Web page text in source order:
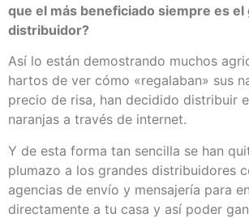
que el más beneficiado siempre es el
distribuidor?
Así lo están demostrando muchos
hartos de ver cómo «regalaban» sus
precio de risa, han decidido distribuir
naranjas a través de internet.
Y de esta forma tan sencilla se han
plumazo a los grandes distribuidores
agencias de envío y mensajería para
directamente a tu casa y así poder